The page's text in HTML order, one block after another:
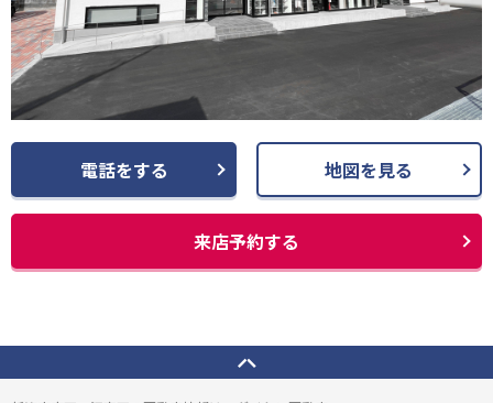
電話をする 地図を見る
来店予約する